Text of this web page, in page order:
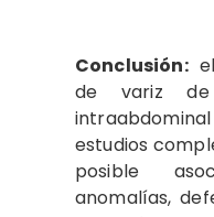
Conclusión:
de variz
estudios
posible
anomalías,